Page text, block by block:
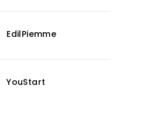
EdilPiemme
YouStart